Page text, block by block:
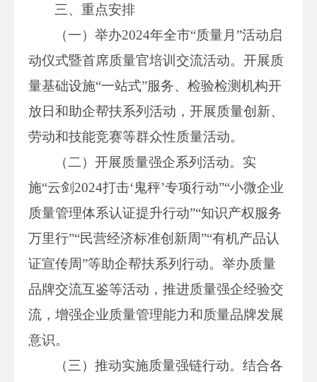
三、重点安排
（一）举办2024年全市“质量月”活动启
动仪式暨首席质量官培训交流活动。开展质
量基础设施“一站式”服务、检验检测机构开
放日和助企帮扶系列活动，开展质量创新、
劳动和技能竞赛等群众性质量活动。
（二）开展质量强企系列活动。实
施“云剑2024打击‘鬼秤’专项行动”“小微企业
质量管理体系认证提升行动”“知识产权服务
万里行”“民营经济标准创新周”“有机产品认
证宣传周”等助企帮扶系列行动。举办质量
品牌交流互鉴等活动，推进质量强企经验交
流，增强企业质量管理能力和质量品牌发展
意识。
（三）推动实施质量强链行动。结合各